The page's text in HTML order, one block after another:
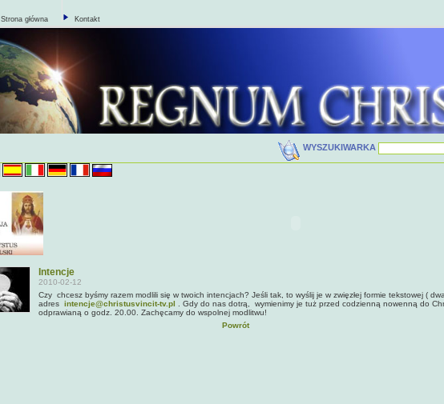
Strona główna Kontakt
WYSZUKIWARKA
Intencje
2010-02-12
Czy chcesz byśmy razem modlili się w twoich intencjach? Jeśli tak, to wyślij je w zwięzłej formie tekstowej (
adres intencje@christusvincit-tv.pl . Gdy do nas dotrą, wymienimy je tuż przed codzienną nowenną do
odprawianą o godz. 20.00. Zachęcamy do wspolnej modlitwu!
Powrót